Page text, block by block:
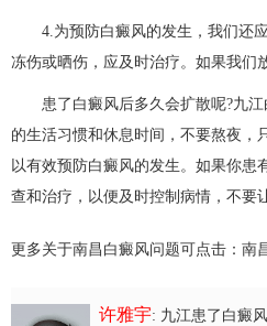
4.为预防白癜风的发生，我们还应
冻伤或晒伤，应及时治疗。如果我们
患了白癜风后多久会扩散呢?九
的生活习惯和休息时间，不要熬夜，
以有效预防白癜风的发生。如果你患
查和治疗，以便及时控制病情，不要
更多关于南昌白癜风问题可点击： 南
许雅宇: 九江患了白癜